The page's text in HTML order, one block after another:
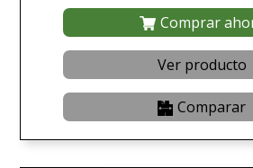
Comprar
Ver producto
Comparar